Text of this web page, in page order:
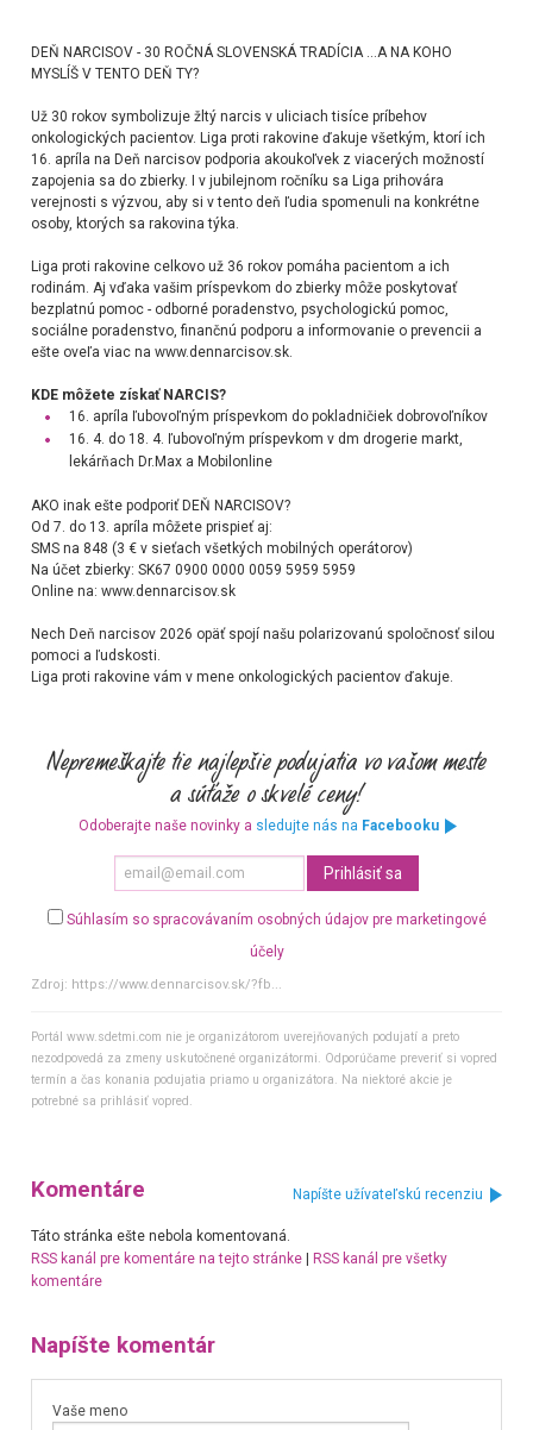
DEŇ NARCISOV - 30 ROČNÁ SLOVENSKÁ TRADÍCIA ...A NA KOHO
MYSLÍŠ V TENTO DEŇ TY?
Už 30 rokov symbolizuje žltý narcis v uliciach tisíce príbehov
onkologických pacientov. Liga proti rakovine ďakuje všetkým, ktorí ich
16. apríla na Deň narcisov podporia akoukoľvek z viacerých možností
zapojenia sa do zbierky. I v jubilejnom ročníku sa Liga prihovára
verejnosti s výzvou, aby si v tento deň ľudia spomenuli na konkrétne
osoby, ktorých sa rakovina týka.
Liga proti rakovine celkovo už 36 rokov pomáha pacientom a ich
rodinám. Aj vďaka vašim príspevkom do zbierky môže poskytovať
bezplatnú pomoc - odborné poradenstvo, psychologickú pomoc,
sociálne poradenstvo, finančnú podporu a informovanie o prevencii a
ešte oveľa viac na www.dennarcisov.sk.
KDE môžete získať NARCIS?
16. apríla ľubovoľným príspevkom do pokladničiek dobrovoľníkov
16. 4. do 18. 4. ľubovoľným príspevkom v dm drogerie markt,
lekárňach Dr.Max a Mobilonline
AKO inak ešte podporiť DEŇ NARCISOV?
Od 7. do 13. apríla môžete prispieť aj:
SMS na 848 (3 € v sieťach všetkých mobilných operátorov)
Na účet zbierky: SK67 0900 0000 0059 5959 5959
Online na: www.dennarcisov.sk
Nech Deň narcisov 2026 opäť spojí našu polarizovanú spoločnosť silou
pomoci a ľudskosti.
Liga proti rakovine vám v mene onkologických pacientov ďakuje.
Odoberajte naše novinky a sledujte nás na Facebooku
Súhlasím so spracovávaním osobných údajov pre marketingové
účely
Zdroj: https://www.dennarcisov.sk/?fb...
Portál www.sdetmi.com nie je organizátorom uverejňovaných podujatí a preto
nezodpovedá za zmeny uskutočnené organizátormi. Odporúčame preveriť si vopred
termín a čas konania podujatia priamo u organizátora. Na niektoré akcie je
potrebné sa prihlásiť vopred.
Komentáre Napíšte užívateľskú recenziu
Táto stránka ešte nebola komentovaná.
RSS kanál pre komentáre na tejto stránke| RSS kanál pre všetky
komentáre
Napíšte komentár
Vaše meno